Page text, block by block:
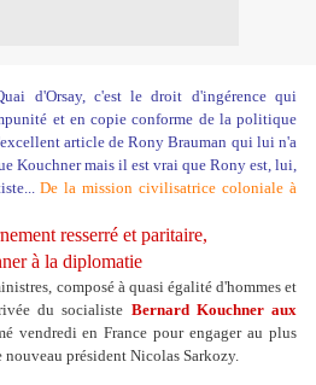
d'Orsay, c'est le droit d'ingérence qui
et en copie conforme de la politique
article de Rony Brauman qui lui n'a
Kouchner mais il est vrai que Rony est, lui,
De la mission civilisatrice coloniale à
resserré et paritaire,
à la diplomatie
composé à quasi égalité d'hommes et
du socialiste Bernard Kouchner aux
vendredi en France pour engager au plus
nouveau président Nicolas Sarkozy.